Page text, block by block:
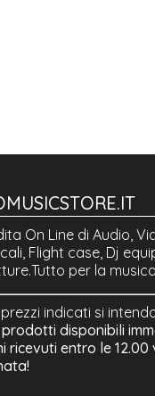
On Line di Audio,
Flight case, Dj
per la
prezzi indicati si
prodotti disponibili
ricevuti entro le 12.00